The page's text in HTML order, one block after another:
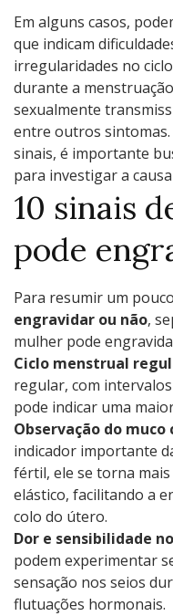
Em alguns casos,
que indicam
irregularidades no
durante a
sexualmente
entre outros sintomas.
sinais, é importante
para investigar a
10 sinais
pode
Para resumir um
engravidar ou não,
mulher pode
Ciclo menstrual
regular, com
pode indicar uma
Observação do muco
indicador importante
fértil, ele se torna
elástico, facilitando a
colo do útero.
Dor e sensibilidade
podem experimentar
sensação nos seios
flutuações hormonais.